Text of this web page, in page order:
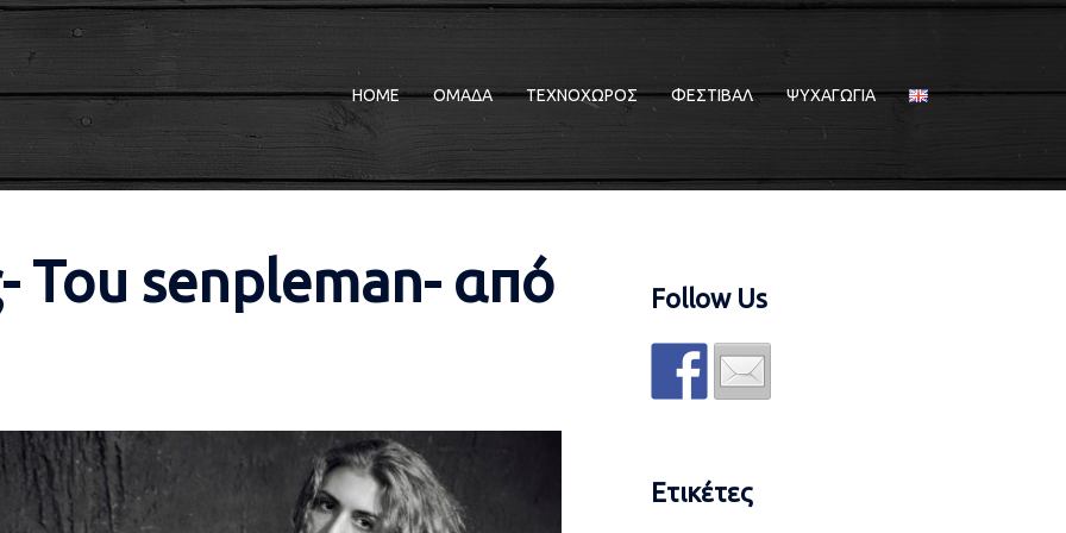
HOME ΟΜΑΔΑ ΤΕΧΝΟΧΩΡΟΣ ΦΕΣΤΙΒΑΛ ΨΥΧΑΓΩΓΙΑ
Tou senpleman- από
Follow Us
Ετικέτες